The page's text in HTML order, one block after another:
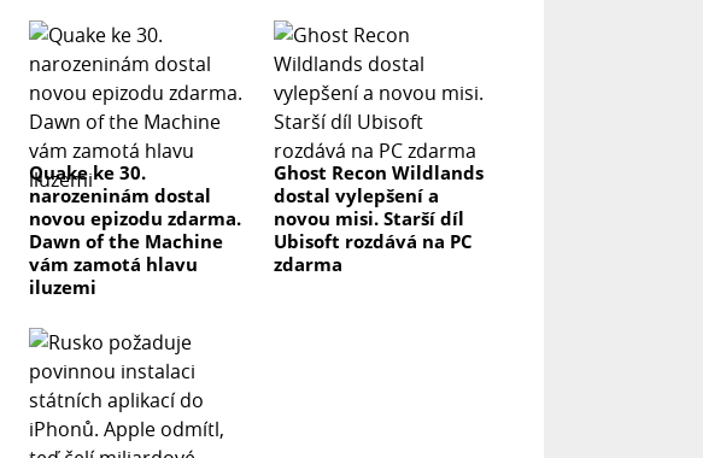
Quake ke 30.
narozeninám dostal
novou epizodu zdarma.
Dawn of the Machine
vám zamotá hlavu
iluzemi
Ghost Recon Wildlands
dostal vylepšení a
novou misi. Starší díl
Ubisoft rozdává na PC
zdarma